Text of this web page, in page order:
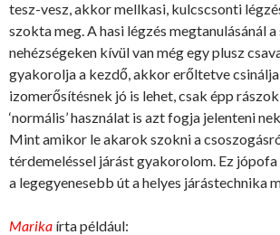
tesz-vesz, akkor mellkasi, kulcscsonti
szokta meg. A hasi légzés megtanulásánál
nehézségeken kívül van még egy plusz
gyakorolja a kezdő, akkor erőltetve
izomerősítésnek jó is lehet, csak épp
‘normális’ használat is azt fogja jelenteni
Mint amikor le akarok szokni a
térdemeléssel járást gyakorolom. Ez
a legegyenesebb út a helyes járástechnika
Marika írta például: